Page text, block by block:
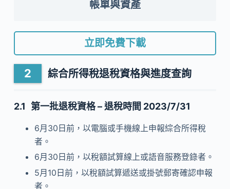
帳單與資產
立即免費下載
綜合所得稅退稅資格與進度查詢
第一批退稅資格 – 退稅時間 2023/7/31
6月30日前，以電腦或手機線上申報綜合所得稅
者。
6月30日前，以稅額試算線上或語音服務登錄者。
5月10日前，以稅額試算遞送或掛號郵寄確認申報
者。